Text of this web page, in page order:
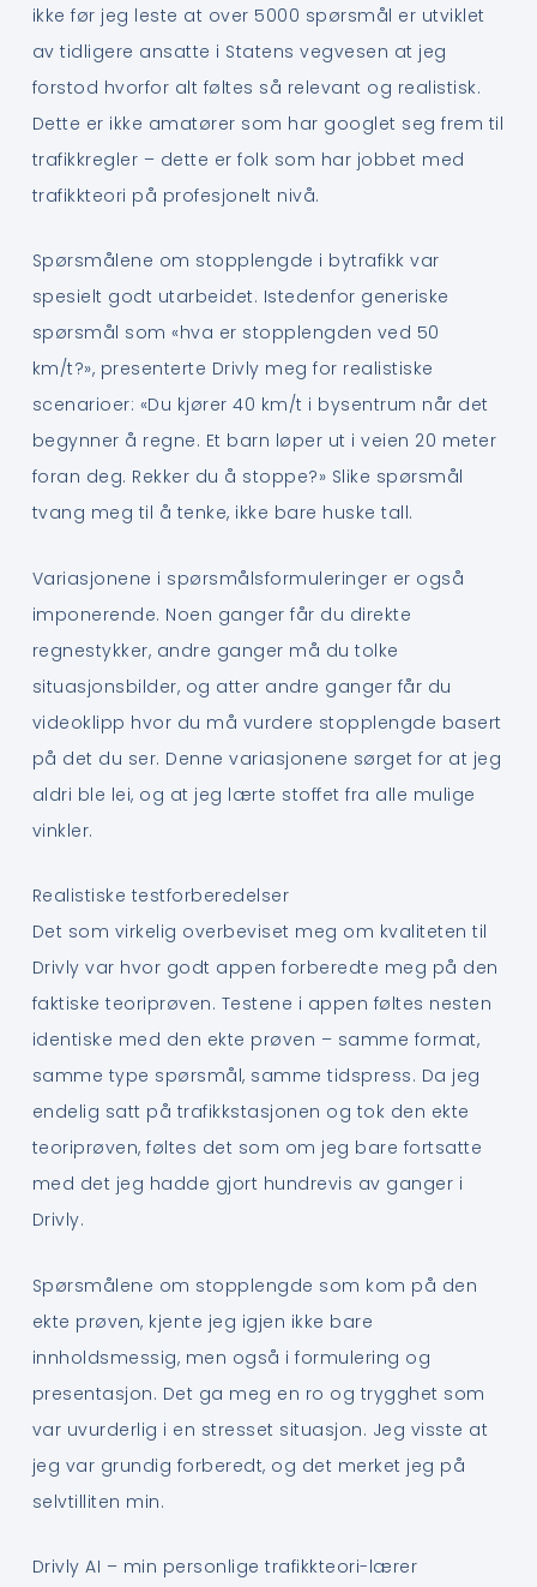
ikke før jeg leste at over 5000 spørsmål er utviklet
av tidligere ansatte i Statens vegvesen at jeg
forstod hvorfor alt føltes så relevant og realistisk.
Dette er ikke amatører som har googlet seg frem til
trafikkregler – dette er folk som har jobbet med
trafikkteori på profesjonelt nivå.
Spørsmålene om stopplengde i bytrafikk var
spesielt godt utarbeidet. Istedenfor generiske
spørsmål som «hva er stopplengden ved 50
km/t?», presenterte Drivly meg for realistiske
scenarioer: «Du kjører 40 km/t i bysentrum når det
begynner å regne. Et barn løper ut i veien 20 meter
foran deg. Rekker du å stoppe?» Slike spørsmål
tvang meg til å tenke, ikke bare huske tall.
Variasjonene i spørsmålsformuleringer er også
imponerende. Noen ganger får du direkte
regnestykker, andre ganger må du tolke
situasjonsbilder, og atter andre ganger får du
videoklipp hvor du må vurdere stopplengde basert
på det du ser. Denne variasjonene sørget for at jeg
aldri ble lei, og at jeg lærte stoffet fra alle mulige
vinkler.
Realistiske testforberedelser
Det som virkelig overbeviset meg om kvaliteten til
Drivly var hvor godt appen forberedte meg på den
faktiske teoriprøven. Testene i appen føltes nesten
identiske med den ekte prøven – samme format,
samme type spørsmål, samme tidspress. Da jeg
endelig satt på trafikkstasjonen og tok den ekte
teoriprøven, føltes det som om jeg bare fortsatte
med det jeg hadde gjort hundrevis av ganger i
Drivly.
Spørsmålene om stopplengde som kom på den
ekte prøven, kjente jeg igjen ikke bare
innholdsmessig, men også i formulering og
presentasjon. Det ga meg en ro og trygghet som
var uvurderlig i en stresset situasjon. Jeg visste at
jeg var grundig forberedt, og det merket jeg på
selvtilliten min.
Drivly AI – min personlige trafikkteori-lærer